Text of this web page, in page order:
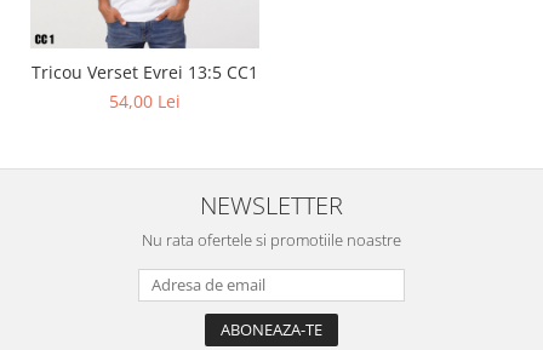
Tricou Verset Evrei 13:5 CC1
54,00 Lei
NEWSLETTER
Nu rata ofertele si promotiile noastre